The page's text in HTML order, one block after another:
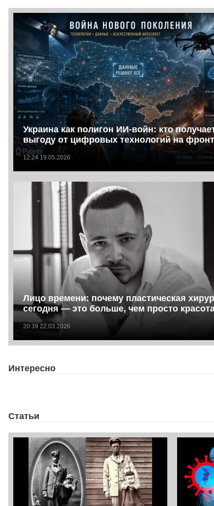
Украина как полигон ИИ-войн: кто
выгоду от цифровых технологий на
12:24 19.05.2026
Лицо времени: почему пластическая
сегодня — это больше, чем просто
20:39 22.03.2026
Интересно
Статьи